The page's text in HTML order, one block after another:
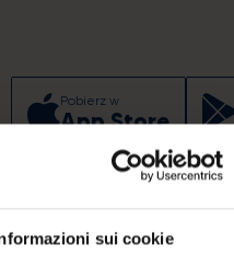
sui cookie
Pobierz w
App Store